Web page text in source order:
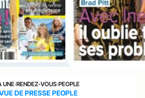
UNE›RENDEZ-VOUS›PEOPLE
DE PRESSE PEOPLE